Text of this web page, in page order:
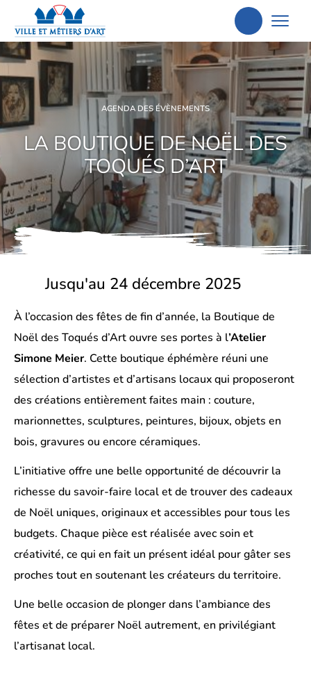
Aller
la
recherche
AGENDA DES ÉVÈNEMENTS
LA BOUTIQUE DE NOËL DES
TOQUÉS D’ART
Jusqu'au 24 décembre 2025
À l’occasion des fêtes de fin d’année, la Boutique de
Noël des Toqués d’Artouvre ses portes à l’Atelier
Simone Meier. Cette boutique éphémère réuni une
sélection d’artistes et d’artisans locaux qui proposeront
des créations entièrement faites main : couture,
marionnettes, sculptures, peintures, bijoux, objets en
bois, gravures ou encore céramiques.
L’initiative offre une belle opportunité de découvrir la
richesse du savoir-faire local et de trouver des cadeaux
de Noël uniques, originaux et accessibles pour tous les
budgets. Chaque pièce est réalisée avec soin et
créativité, ce qui en fait un présent idéal pour gâter ses
proches tout en soutenant les créateurs du territoire.
Une belle occasion de plonger dans l’ambiance des
fêtes et de préparer Noël autrement, en privilégiant
l’artisanat local.